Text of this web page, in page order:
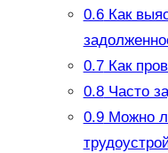
0.6Как
0.7Как
0.8Часто
0.9Можно